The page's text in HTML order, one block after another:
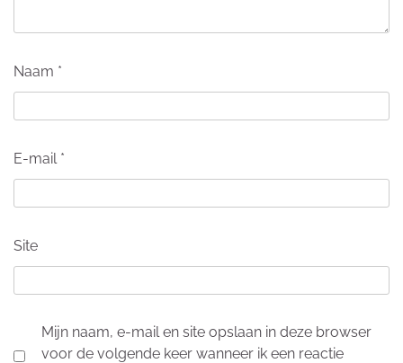
Naam *
E-mail *
Site
Mijn naam, e-mail en site opslaan in deze browser
voor de volgende keer wanneer ik een reactie